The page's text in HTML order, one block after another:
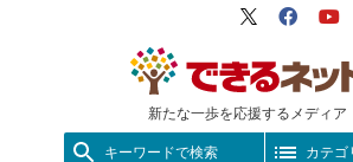
新たな一歩を応援するメディア
X（旧
キーワードで検索 カテゴ